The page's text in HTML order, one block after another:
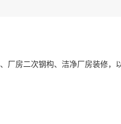
房二次钢构、洁净厂房装修，